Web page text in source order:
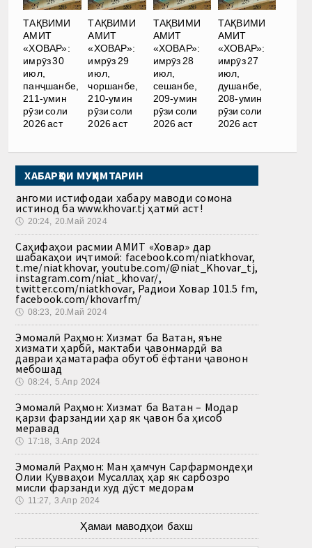
ТАҚВИМИ
АМИТ
«ХОВАР»:
имрӯз 30
июл,
панҷшанбе,
211-умин
рӯзи соли
2026 аст
ТАҚВИМИ
АМИТ
«ХОВАР»:
имрӯз 29
июл,
чоршанбе,
210-умин
рӯзи соли
2026 аст
ТАҚВИМИ
АМИТ
«ХОВАР»:
имрӯз 28
июл,
сешанбе,
209-умин
рӯзи соли
2026 аст
ТАҚВИМИ
АМИТ
«ХОВАР»:
имрӯз 27
июл,
душанбе,
208-умин
рӯзи соли
2026 аст
ХАБАРҲОИ МУҲИМТАРИН
Ҳангоми истифодаи хабару маводи сомона
истинод ба www.khovar.tj ҳатмӣ аст!
🕔 20:24, 20.Май 2024
Саҳифаҳои расмии АМИТ «Ховар» дар
шабакаҳои иҷтимоӣ: facebook.com/niatkhovar,
t.me/niatkhovar, youtube.com/@niat_Khovar_tj,
instagram.com/niat_khovar/,
twitter.com/niatkhovar, Радиои Ховар 101.5 fm,
facebook.com/khovarfm/
🕔 08:23, 20.Май 2024
Эмомалӣ Раҳмон: Хизмат ба Ватан, яъне
хизмати ҳарбӣ, мактаби ҷавонмардӣ ва
давраи ҳаматарафа обутоб ёфтани ҷавонон
мебошад
🕔 08:24, 5.Апр 2024
Эмомалӣ Раҳмон: Хизмат ба Ватан – Модар
қарзи фарзандии ҳар як ҷавон ба ҳисоб
меравад
🕔 17:18, 3.Апр 2024
Эмомалӣ Раҳмон: Ман ҳамчун Сарфармондеҳи
Олии Қувваҳои Мусаллаҳ ҳар як сарбозро
мисли фарзанди худ дӯст медорам
🕔 11:27, 3.Апр 2024
Ҳамаи маводҳои бахш